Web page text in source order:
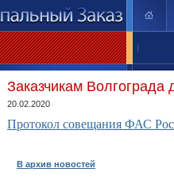
|
Заказчикам Волгограда
20.02.2020
Протокол совещания ФАС
В архив новостей